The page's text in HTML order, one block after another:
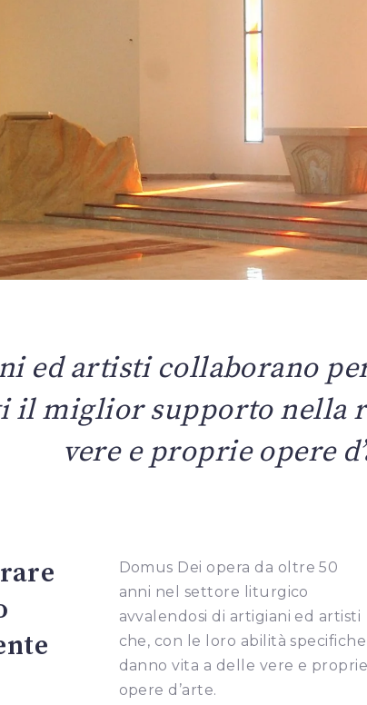
ed artisti collaborano
il miglior supporto nella
vere e proprie opere
Domus Dei opera da oltre 50
anni nel settore liturgico
avvalendosi di artigiani ed artisti
che, con le loro abilità
danno vita a delle vere e proprie
opere d’arte.